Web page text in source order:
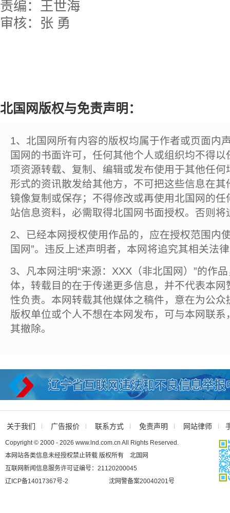
责编：王世海
审核：张 勇
北国网版权与免责声明：
1、北国网所有内容的版权均属于作者或页面内
国网的书面许可，任何其他个人或组织均不得
项资源转载、复制、编辑或发布使用于其他任
形式的资讯散发给其他方，不可把这些信息在
镜像复制或保存；不得修改或再使用北国网的
站信息资料，必需取得北国网书面授权。否则将
2、已经本网授权使用作品的，应在授权范围内
国网”。违反上述声明者，本网将追究其相关法
3、凡本网注明“来源：XXX（非北国网）”的作
体，转载目的在于传递更多信息，并不代表本
性负责。本网转载其他媒体之稿件，意在为公
版权单位或个人不想在本网发布，可与本网联
其撤除。
关于我们 广告报价 联系方式 免责声明 网站律师
Copyright © 2000 - 2026 www.lnd.com.cn All Rights Reserved.
本网站各类信息未经授权禁止转载 版权所有 北国网
互联网新闻信息服务许可证编号：21120200045
辽ICP备14017367号-2
沈网警备案20040201号